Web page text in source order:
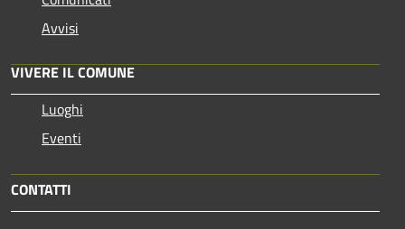
Avvisi
VIVERE IL COMUNE
Luoghi
Eventi
CONTATTI